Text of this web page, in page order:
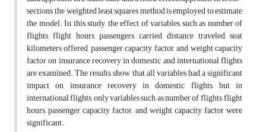
sections, the weighted least squares method is employed to estimate
the model. In this study, the effect of variables such as number of
flights, flight hours, passengers carried, distance traveled, seat
kilometers offered, passenger capacity factor, and weight capacity
factor on insurance recovery in domestic and international flights
are examined. The results show that all variables had a significant
impact on insurance recovery in domestic flights, but in
international flights, only variables such as number of flights, flight
hours, passenger capacity factor, and weight capacity factor were
significant.